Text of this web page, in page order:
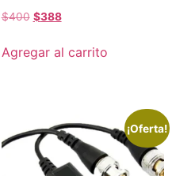
$400 $388
Agregar al carrito
¡Oferta!